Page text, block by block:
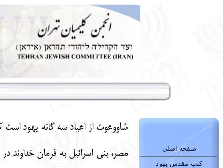
صفحه اصلی
کتب مقدس یهود
مصر، بني اسرائيل به فرمان خداوند